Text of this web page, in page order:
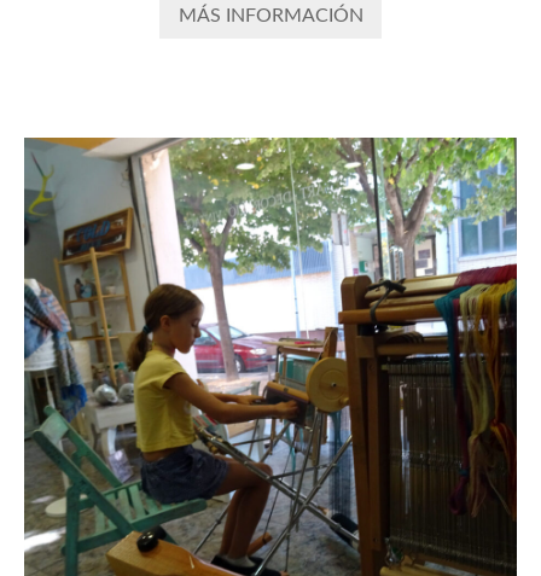
MÁS INFORMACIÓN